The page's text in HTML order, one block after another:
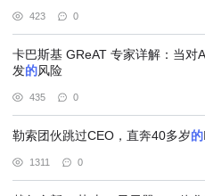
423 0
卡巴斯基 GReAT 专家详解：当对
发的风险
435 0
勒索团伙跳过CEO，直奔40多岁的
1311 0